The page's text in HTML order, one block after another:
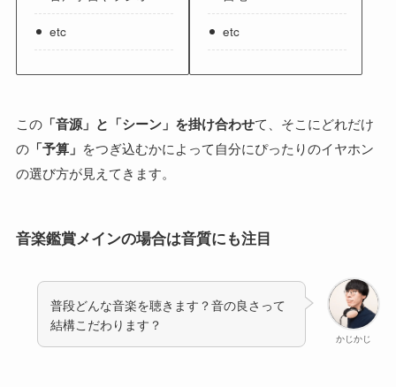
etc etc
この「音源」と「シーン」を掛け合わせて、そこにどれだけ
の「予算」 をつぎ込むかによって自分にぴったりのイヤホン
の選び方が見えてきます。
音楽鑑賞メインの場合は音質にも注目
かじかじ
普段どんな音楽を聴きます？音の良さって
結構こだわります？